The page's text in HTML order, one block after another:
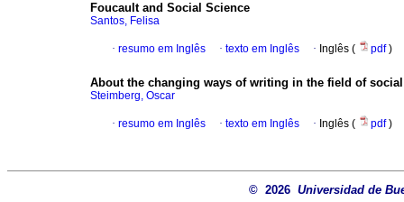
Foucault and Social Science
Santos, Felisa
· resumo em Inglês · texto em Inglês · Inglês ( pdf)
About the changing ways of writing in the field of
Steimberg, Oscar
· resumo em Inglês · texto em Inglês · Inglês ( pdf)
© 2026 Universidad de